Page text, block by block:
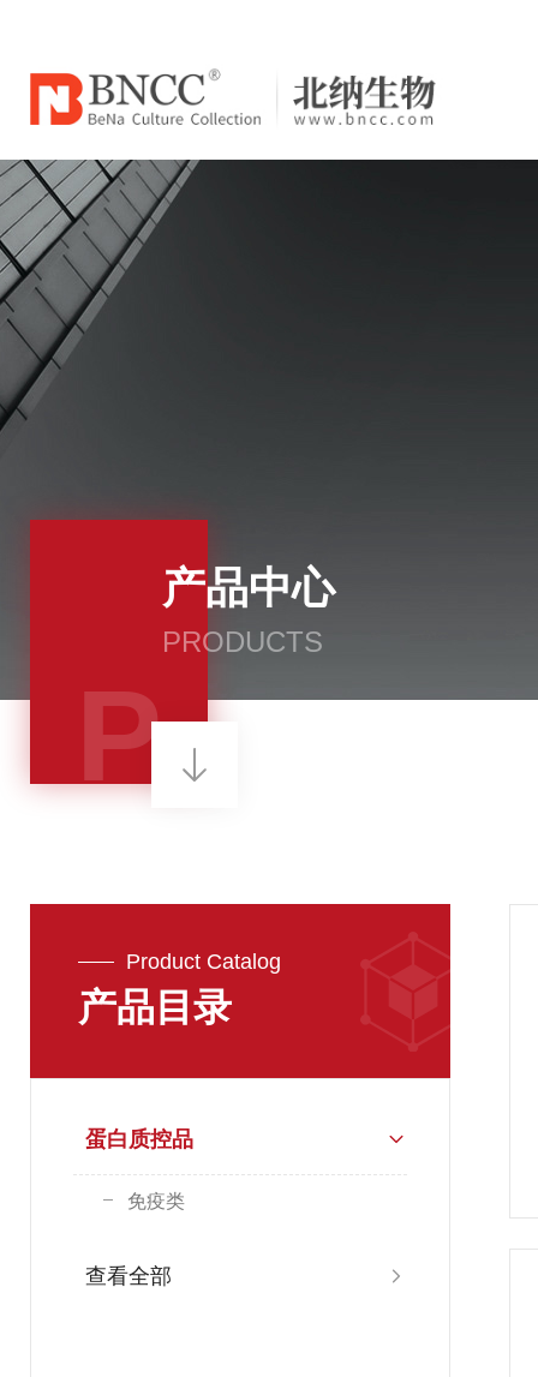
产品中心
PRODUCTS
P
Product Catalog
产品目录
蛋白质控品
免疫类
查看全部